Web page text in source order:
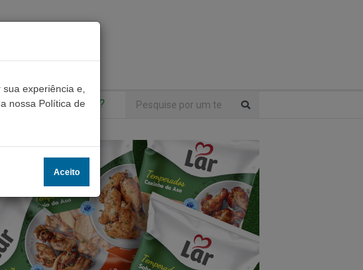
Não encontrou algo?
experiência e,
nossa Política de
Aceito